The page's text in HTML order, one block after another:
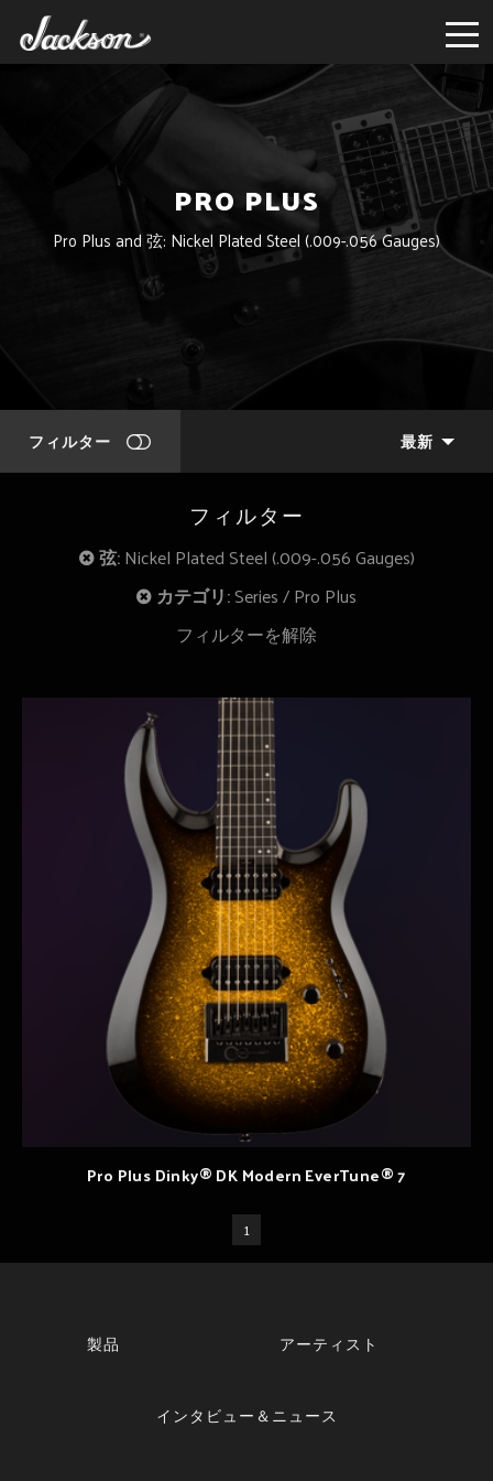
PRO PLUS
Pro Plus and 弦: Nickel Plated Steel (.009-.056 Gauges)
フィルター 最新
フィルター
弦:Nickel Plated Steel (.009-.056 Gauges)
カテゴリ:Series Pro Plus
フィルターを解除
Pro Plus Dinky® DK Modern EverTune® 7
1
製品 アーティスト
インタビュー＆ニュース